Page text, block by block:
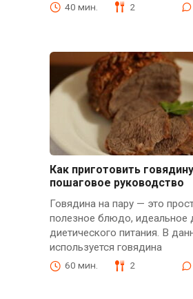
40 мин. 2
Как приготовить
пошаговое руководство
Говядина на пару — это
полезное блюдо, идеальное
диетического питания. В
используется говядина
60 мин. 2